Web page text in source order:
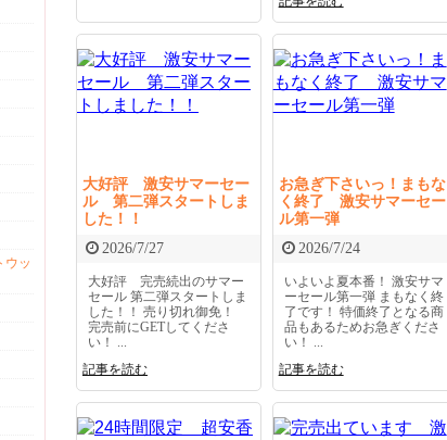
大好評 激安サマーセー
ル 第二弾スタートしま
した！！
2026/7/27
大好評 完売続出のサマー
セール 第二弾スタートしま
した！！ 売り切れ御免！
完売前にGETしてくださ
い！ ...
記事を読む
お急ぎ下さいっ！まもな
く終了 激安サマーセー
ル第一弾
2026/7/24
いよいよ夏本番！ 激安サマ
ーセール第一弾 まもなく終
了です！ 特価終了となる商
品もあるためお急ぎくださ
い！ ...
記事を読む
ウッ